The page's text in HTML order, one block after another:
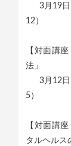
3月19日
12）
【対面講
法」
3月12日
5）
【対面講
タルヘルス